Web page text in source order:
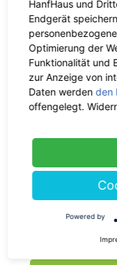
Mehr zu
Material &
HanfHaus und
Endgerät
Optimierung der
Funktionalität und
zur Anzeige von
Daten werdenden
offengelegt.
Powered by